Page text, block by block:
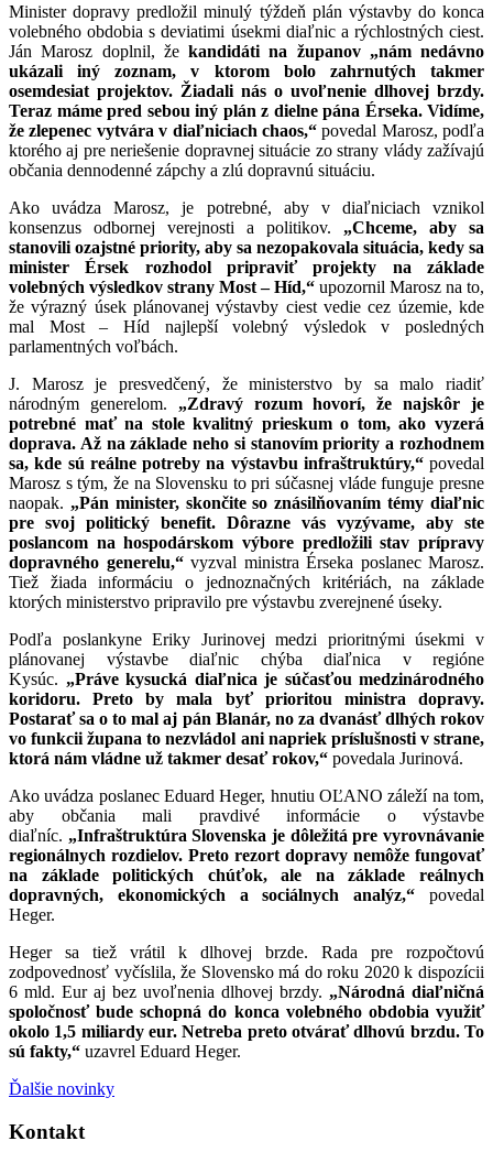
Minister dopravy predložil minulý týždeň plán výstavby do konca
volebného obdobia s deviatimi úsekmi diaľnic a rýchlostných ciest.
Ján Marosz doplnil, že kandidáti na županov „nám nedávno
ukázali iný zoznam, v ktorom bolo zahrnutých takmer
osemdesiat projektov. Žiadali nás o uvoľnenie dlhovej brzdy.
Teraz máme pred sebou iný plán z dielne pána Érseka. Vidíme,
že zlepenec vytvára v diaľniciach chaos,“povedal Marosz, podľa
ktorého aj pre neriešenie dopravnej situácie zo strany vlády zažívajú
občania dennodenné zápchy a zlú dopravnú situáciu.
Ako uvádza Marosz, je potrebné, aby v diaľniciach vznikol
konsenzus odbornej verejnosti a politikov. „Chceme, aby sa
stanovili ozajstné priority, aby sa nezopakovala situácia, kedy sa
minister Érsek rozhodol pripraviť projekty na základe
volebných výsledkov strany Most – Híd,“ upozornil Marosz na to,
že výrazný úsek plánovanej výstavby ciest vedie cez územie, kde
mal Most – Híd najlepší volebný výsledok v posledných
parlamentných voľbách.
J. Marosz je presvedčený, že ministerstvo by sa malo riadiť
národným generelom. „Zdravý rozum hovorí, že najskôr je
potrebné mať na stole kvalitný prieskum o tom, ako vyzerá
doprava. Až na základe neho si stanovím priority a rozhodnem
sa, kde sú reálne potreby na výstavbu infraštruktúry,“ povedal
Marosz s tým, že na Slovensku to pri súčasnej vláde funguje presne
naopak. „Pán minister, skončite so znásilňovaním témy diaľnic
pre svoj politický benefit. Dôrazne vás vyzývame, aby ste
poslancom na hospodárskom výbore predložili stav prípravy
dopravného generelu,“vyzval ministra Érseka poslanec Marosz.
Tiež žiada informáciu o jednoznačných kritériách, na základe
ktorých ministerstvo pripravilo pre výstavbu zverejnené úseky.
Podľa poslankyne Eriky Jurinovej medzi prioritnými úsekmi v
plánovanej výstavbe diaľnic chýba diaľnica v regióne
Kysúc. „Práve kysucká diaľnica je súčasťou medzinárodného
koridoru. Preto by mala byť prioritou ministra dopravy.
Postarať sa o to mal aj pán Blanár, no za dvanásť dlhých rokov
vo funkcii župana to nezvládol ani napriek príslušnosti v strane,
ktorá nám vládne už takmer desať rokov,“ povedala Jurinová.
Ako uvádza poslanec Eduard Heger, hnutiu OĽANO záleží na tom,
aby občania mali pravdivé informácie o výstavbe
diaľníc. „Infraštruktúra Slovenska je dôležitá pre vyrovnávanie
regionálnych rozdielov. Preto rezort dopravy nemôže fungovať
na základe politických chúťok, ale na základe reálnych
dopravných, ekonomických a sociálnych analýz,“ povedal
Heger.
Heger sa tiež vrátil k dlhovej brzde. Rada pre rozpočtovú
zodpovednosť vyčíslila, že Slovensko má do roku 2020 k dispozícii
6 mld. Eur aj bez uvoľnenia dlhovej brzdy. „Národná diaľničná
spoločnosť bude schopná do konca volebného obdobia využiť
okolo 1,5 miliardy eur. Netreba preto otvárať dlhovú brzdu. To
sú fakty,“ uzavrel Eduard Heger.
Ďalšie novinky
Kontakt